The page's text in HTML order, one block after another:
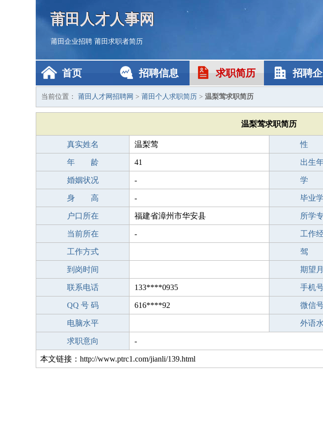
莆田人才人事网
莆田企业招聘 莆田求职者简历
首页 招聘信息 求职简历 招聘
当前位置： 莆田人才网招聘网 > 莆田个人求职简历 > 温梨莺求职简历
温梨莺求职简历
真实姓名 温梨莺 性
年 龄 41 出生
婚姻状况 - 学
身 高 - 毕业
户口所在 福建省漳州市华安县 所学
当前所在 - 工作
工作方式 驾
到岗时间 期望
联系电话 133****0935 手机
QQ 号 码 616****92 微信
电脑水平 外语
求职意向 -
本文链接：http://www.ptrc1.com/jianli/139.html